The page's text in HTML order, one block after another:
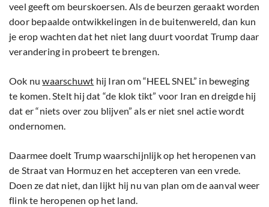
veel geeft om beurskoersen. Als de beurzen geraakt worden
door bepaalde ontwikkelingen in de buitenwereld, dan kun
je erop wachten dat het niet lang duurt voordat Trump daar
verandering in probeert te brengen.
Ook nuwaarschuwt hij Iran om “HEEL SNEL” in beweging
te komen. Stelt hij dat “de klok tikt” voor Iran en dreigde hij
dat er “niets over zou blijven” als er niet snel actie wordt
ondernomen.
Daarmee doelt Trump waarschijnlijk op het heropenen van
de Straat van Hormuz en het accepteren van een vrede.
Doen ze dat niet, dan lijkt hij nu van plan om de aanval weer
flink te heropenen op het land.